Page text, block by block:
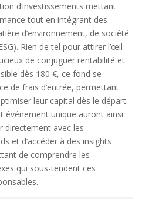
d’investissements mettant
tout en intégrant des
d’environnement, de société
Rien de tel pour attirer l’œil
de conjuguer rentabilité et
dès 180 €, ce fond se
de frais d’entrée, permettant
leur capital dès le départ.
événement unique auront ainsi
directement avec les
et d’accéder à des insights
de comprendre les
qui sous-tendent ces